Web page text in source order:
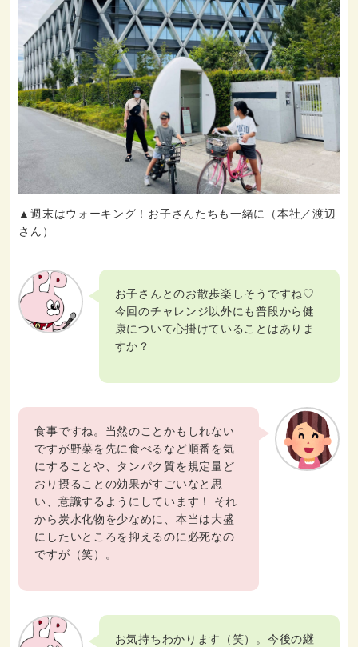
▲週末はウォーキング！お子さんたちも一緒に（本社／渡辺
さん）
お子さんとのお散歩楽しそうですね♡
今回のチャレンジ以外にも普段から健
康について心掛けていることはありま
すか？
食事ですね。当然のことかもしれない
ですが野菜を先に食べるなど順番を気
にすることや、タンパク質を規定量ど
おり摂ることの効果がすごいなと思
い、意識するようにしています！ それ
から炭水化物を少なめに、本当は大盛
にしたいところを抑えるのに必死なの
ですが（笑）。
お気持ちわかります（笑）。今後の継